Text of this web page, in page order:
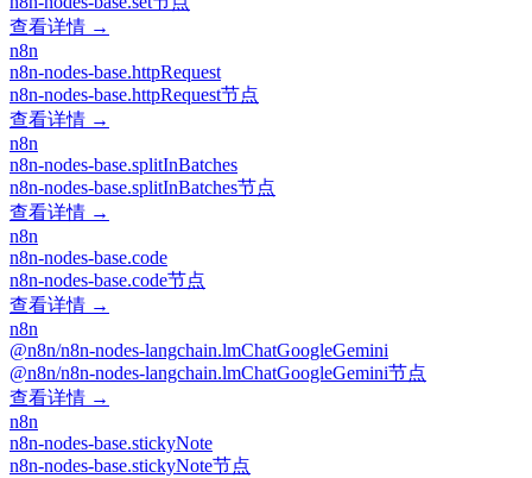
查看详情 →
n8n
n8n-nodes-base.httpRequest
n8n-nodes-base.httpRequest节点
查看详情 →
n8n
n8n-nodes-base.splitInBatches
n8n-nodes-base.splitInBatches节点
查看详情 →
n8n
n8n-nodes-base.code
n8n-nodes-base.code节点
查看详情 →
n8n
@n8n/n8n-nodes-langchain.lmChatGoogleGemini
@n8n/n8n-nodes-langchain.lmChatGoogleGemini节点
查看详情 →
n8n
n8n-nodes-base.stickyNote
n8n-nodes-base.stickyNote节点